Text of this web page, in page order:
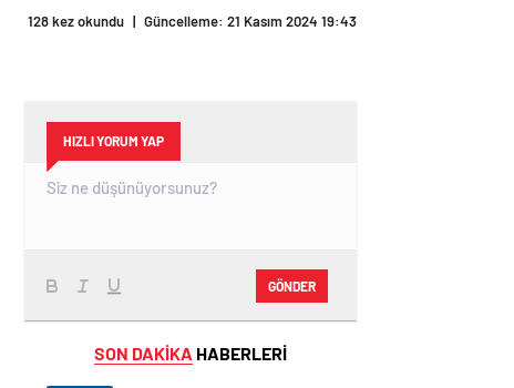
HIZLI YORUM YAP
GÖNDER
SON DAKİKA HABERLERİ